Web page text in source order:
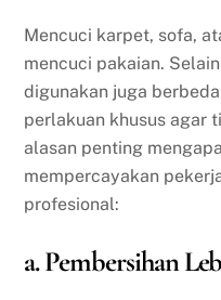
Mencuci karpet, sofa,
mencuci pakaian.
digunakan juga
perlakuan khusus agar
alasan penting
mempercayakan
profesional:
a. Pembersihan